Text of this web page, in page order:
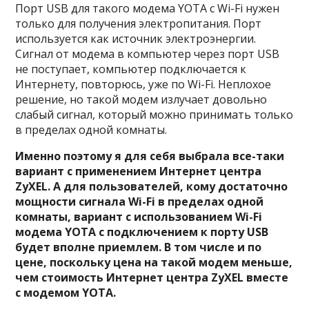
Порт USB для такого модема YOTA с Wi-Fi нужен
только для получения электропитания. Порт
используется как источник электроэнергии.
Сигнал от модема в компьютер через порт USB
не поступает, компьютер подключается к
Интернету, повторюсь, уже по Wi-Fi. Неплохое
решение, но такой модем излучает довольно
слабый сигнал, который можно принимать только
в пределах одной комнаты.
Именно поэтому я для себя выбрала все-таки
вариант с применением Интернет центра
ZyXEL. А для пользователей, кому достаточно
мощности сигнала Wi-Fi в пределах одной
комнаты, вариант с использованием Wi-Fi
модема YOTA с подключением к порту USB
будет вполне приемлем. В том числе и по
цене, поскольку цена на такой модем меньше,
чем стоимость Интернет центра ZyXEL вместе
с модемом YOTA.